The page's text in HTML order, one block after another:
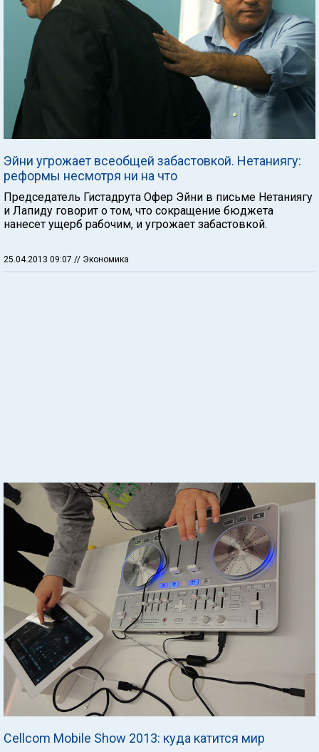
Эйни угрожает всеобщей забастовкой. Нетаниягу:
реформы несмотря ни на что
Председатель Гистадрута Офер Эйни в письме Нетаниягу
и Лапиду говорит о том, что сокращение бюджета
нанесет ущерб рабочим, и угрожает забастовкой.
25.04.2013 09:07 // Экономика
Cellcom Mobile Show 2013: куда катится мир